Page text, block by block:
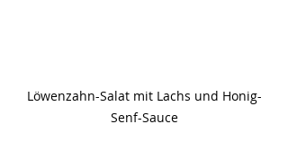
Löwenzahn-Salat mit Lachs und Honig-
Senf-Sauce